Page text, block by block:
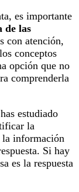
es importante
de las
con atención,
conceptos
opción que no
comprenderla
estudiado
la
la información
Si hay
es la respuesta